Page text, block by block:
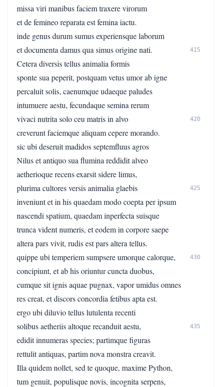
missa viri manibus faciem traxere virorum
et de femineo reparata est femina iactu.
inde genus durum sumus experiensque laborum
et documenta damus qua simus origine nati.
415
Cetera diversis tellus animalia formis
sponte sua peperit, postquam vetus umor ab igne
percaluit solis, caenumque udaeque paludes
intumuere aestu, fecundaque semina rerum
vivaci nutrita solo ceu matris in alvo
420
creverunt faciemque aliquam cepere morando.
sic ubi deseruit madidos septemfluus agros
Nilus et antiquo sua flumina reddidit alveo
aetherioque recens exarsit sidere limus,
plurima cultores versis animalia glaebis
425
inveniunt et in his quaedam modo coepta per ipsum
nascendi spatium, quaedam inperfecta suisque
trunca vident numeris, et eodem in corpore saepe
altera pars vivit, rudis est pars altera tellus.
quippe ubi temperiem sumpsere umorque calorque,
430
concipiunt, et ab his oriuntur cuncta duobus,
cumque sit ignis aquae pugnax, vapor umidus omnes
res creat, et discors concordia fetibus apta est.
ergo ubi diluvio tellus lutulenta recenti
solibus aetheriis altoque recanduit aestu,
435
edidit innumeras species; partimque figuras
rettulit antiquas, partim nova monstra creavit.
Illa quidem nollet, sed te quoque, maxime Python,
tum genuit, populisque novis, incognita serpens,